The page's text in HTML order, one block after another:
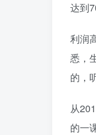
达到
利润
悉，
的，
从
的一